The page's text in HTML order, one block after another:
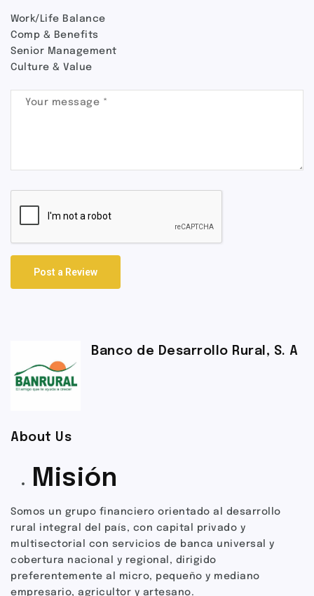
Work/Life Balance
Comp & Benefits
Senior Management
Culture & Value
Post a Review
Banco de Desarrollo Rural, S. A
About Us
Misión
Somos un grupo financiero orientado al desarrollo
rural integral del país, con capital privado y
multisectorial con servicios de banca universal y
cobertura nacional y regional, dirigido
preferentemente al micro, pequeño y mediano
empresario, agricultor y artesano.